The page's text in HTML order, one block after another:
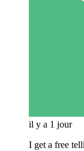
il y a 1 jour
I get a free